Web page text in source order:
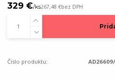
329 €/ks267,48 €bez DPH
Číslo produktu: